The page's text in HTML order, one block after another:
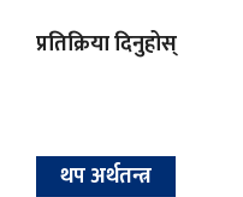
प्रतिक्रिया दिनुहोस्
थप अर्थतन्त्र